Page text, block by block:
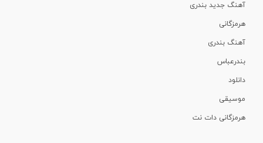
آهنگ جدید بندری
هرمزگانی
آهنگ بندری
بندرعباس
دانلود
موسیقی
هرمزگانی دات نت